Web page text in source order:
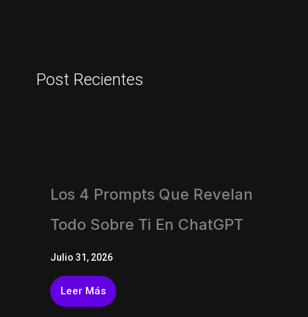
Post Recientes
Los 4 Prompts Que Revelan
Todo Sobre Ti En ChatGPT
Julio 31, 2026
Leer Más